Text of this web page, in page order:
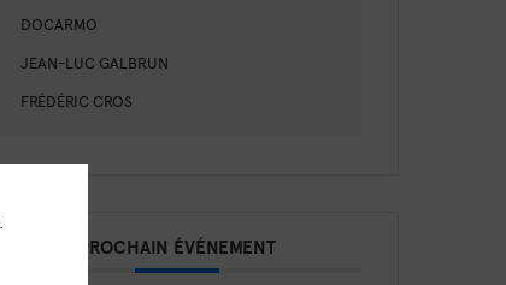
DOCARMO
JEAN-LUC GALBRUN
FRÉDÉRIC CROS
PROCHAIN ÉVÉNEMENT